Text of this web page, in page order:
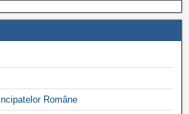
Române